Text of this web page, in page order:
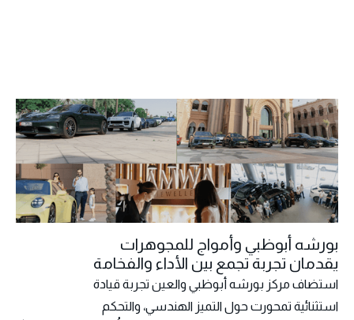
بورشه أبوظبي وأمواج للمجوهرات
يقدمان تجربة تجمع بين الأداء والفخامة
استضاف مركز بورشه أبوظبي والعين تجربة قيادة
استثنائية تمحورت حول التميز الهندسي، والتحكم